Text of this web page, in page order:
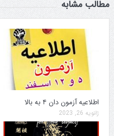
مطالب مشابه
اطلاعیه آزمون دان ۴ به بالا
ژانویه 26, 2023